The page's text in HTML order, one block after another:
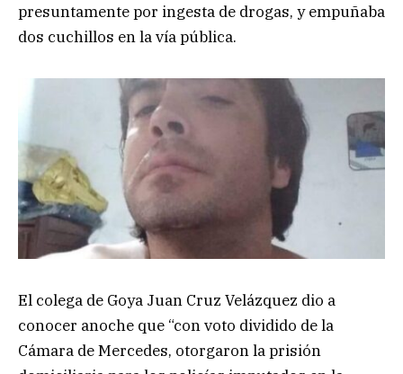
presuntamente por ingesta de drogas, y empuñaba
dos cuchillos en la vía pública.
El colega de Goya Juan Cruz Velázquez dio a
conocer anoche que “con voto dividido de la
Cámara de Mercedes, otorgaron la prisión